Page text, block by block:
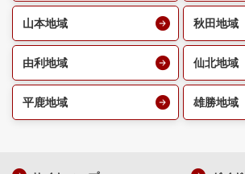
山本地域 秋田地域
由利地域 仙北地域
平鹿地域 雄勝地域